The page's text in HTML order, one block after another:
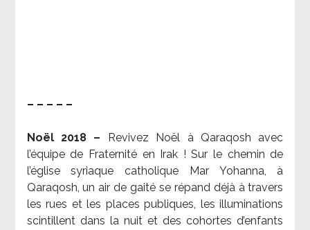
– – – – –
Noël 2018 –
Revivez Noël à Qaraqosh avec
l’équipe de Fraternité en Irak ! Sur le chemin de
l’église syriaque catholique Mar Yohanna, à
Qaraqosh, un air de gaité se répand déjà à travers
les rues et les places publiques, les illuminations
scintillent dans la nuit et des cohortes d’enfants